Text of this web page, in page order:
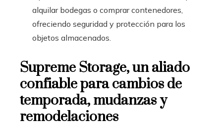
alquilar bodegas o comprar contenedores,
ofreciendo seguridad y protección para los
objetos almacenados.
Supreme Storage, un aliado
confiable para cambios de
temporada, mudanzas y
remodelaciones